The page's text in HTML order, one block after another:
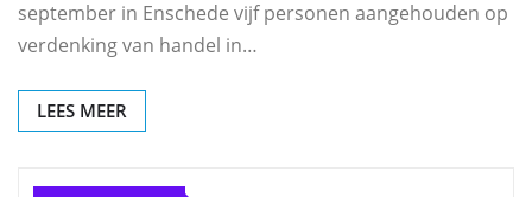
september in Enschede vijf personen aangehouden op
verdenking van handel in…
LEES MEER